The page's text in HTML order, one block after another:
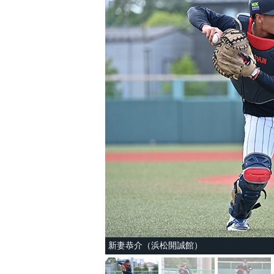
新妻恭介（浜松開誠館）